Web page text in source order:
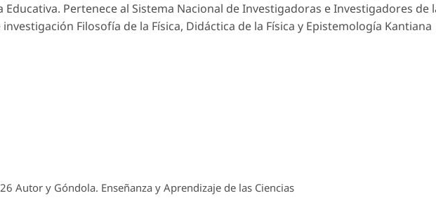
Educativa. Pertenece al Sistema Nacional de Investigadoras e Investigadores de
investigación Filosofía de la Física, Didáctica de la Física y Epistemología Kantiana
Autor y Góndola. Enseñanza y Aprendizaje de las Ciencias